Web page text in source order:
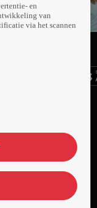
en
van
via het scannen